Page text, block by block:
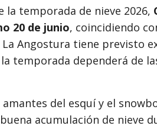
la temporada de nieve 2026,
20 de junio, coincidiendo
La Angostura tiene previsto
temporada dependerá de
del esquí y el
acumulación de nieve